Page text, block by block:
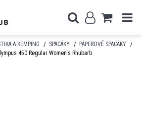
A KEMPING SPACÁKY
PÁPEROVÉ SPACÁKY
450 Regular Women's Rhubarb